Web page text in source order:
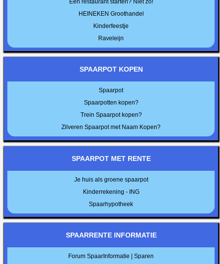
Een restaurant starten? Niet zó!
HEINEKEN Groothandel
Kinderfeestje
Raveleijn
SPAARPOT KOPEN
Spaarpot
Spaarpotten kopen?
Trein Spaarpot kopen?
Zilveren Spaarpot met Naam Kopen?
SPAARPOT MET RENTE
Je huis als groene spaarpot
Kinderrekening - ING
Spaarhypotheek
SPAARRENTE INFORMATIE
Forum SpaarInformatie | Sparen